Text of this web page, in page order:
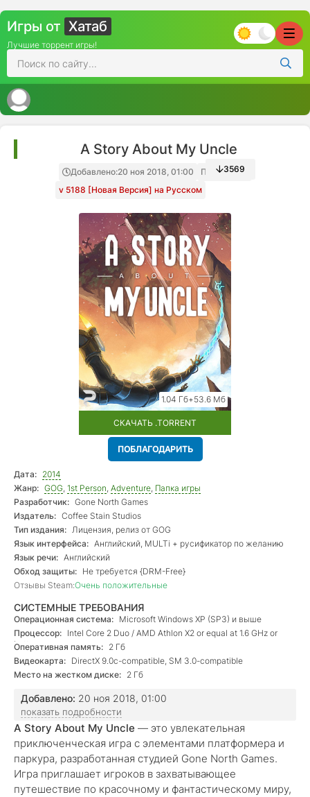
Игры от Хатаб
Лучшие торрент игры!
A Story About My Uncle
Добавлено:20 ноя 2018, 01:00
Папка игры
v 5188 [Новая Версия] на Русском
3569
1.04 Гб+53.6 Мб
СКАЧАТЬ .TORRENT
ПОБЛАГОДАРИТЬ
Дата: 2014
Жанр: GOG, 1st Person, Adventure, Папка игры
Разработчик: Gone North Games
Издатель: Coffee Stain Studios
Тип издания: Лицензия, релиз от GOG
Язык интерфейса: Английский, MULTi + русификатор по желанию
Язык речи: Английский
Обход защиты: Не требуется {DRM-Free}
Отзывы Steam:Очень положительные
СИСТЕМНЫЕ ТРЕБОВАНИЯ
Операционная система: Microsoft Windows XP (SP3) и выше
Процессор: Intel Core 2 Duo / AMD Athlon X2 or equal at 1.6 GHz or
better
Оперативная память: 2 Гб
Видеокарта: DirectX 9.0c-compatible, SM 3.0-compatible
Место на жестком диске: 2 Гб
Добавлено: 20 ноя 2018, 01:00
показать подробности
A Story About My Uncle — это увлекательная
приключенческая игра с элементами платформера и
паркура, разработанная студией Gone North Games.
Игра приглашает игроков в захватывающее
путешествие по красочному и фантастическому миру,